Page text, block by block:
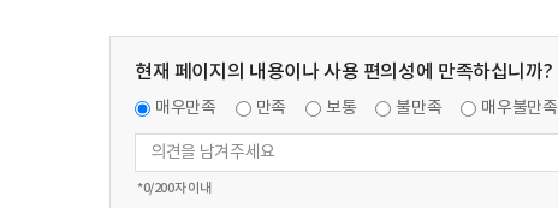
현재 페이지의 내용이나 사용 편의성에 만족하십니까?
매우만족 만족 보통 불만족 매우불만족
*0/200자 이내